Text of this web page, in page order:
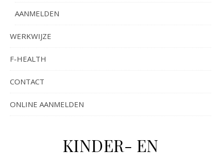
AANMELDEN
WERKWIJZE
F-HEALTH
CONTACT
ONLINE AANMELDEN
KINDER- EN